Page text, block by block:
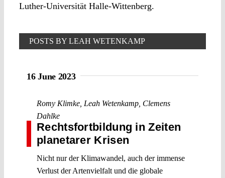
Luther-Universität Halle-Wittenberg.
POSTS BY LEAH WETENKAMP
16 June 2023
Romy Klimke Leah Wetenkamp Clemens
Dahlke
Rechtsfortbildung in Zeiten
planetarer Krisen
Nicht nur der Klimawandel, auch der immense
Verlust der Artenvielfalt und die globale